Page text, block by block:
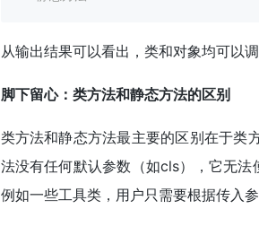
从输出结果可以看出，类和对象均可以调
脚下留心：类方法和静态方法的区别
类方法和静态方法最主要的区别在于类
法没有任何默认参数（如cls），它无法
例如一些工具类，用户只需要根据传入参